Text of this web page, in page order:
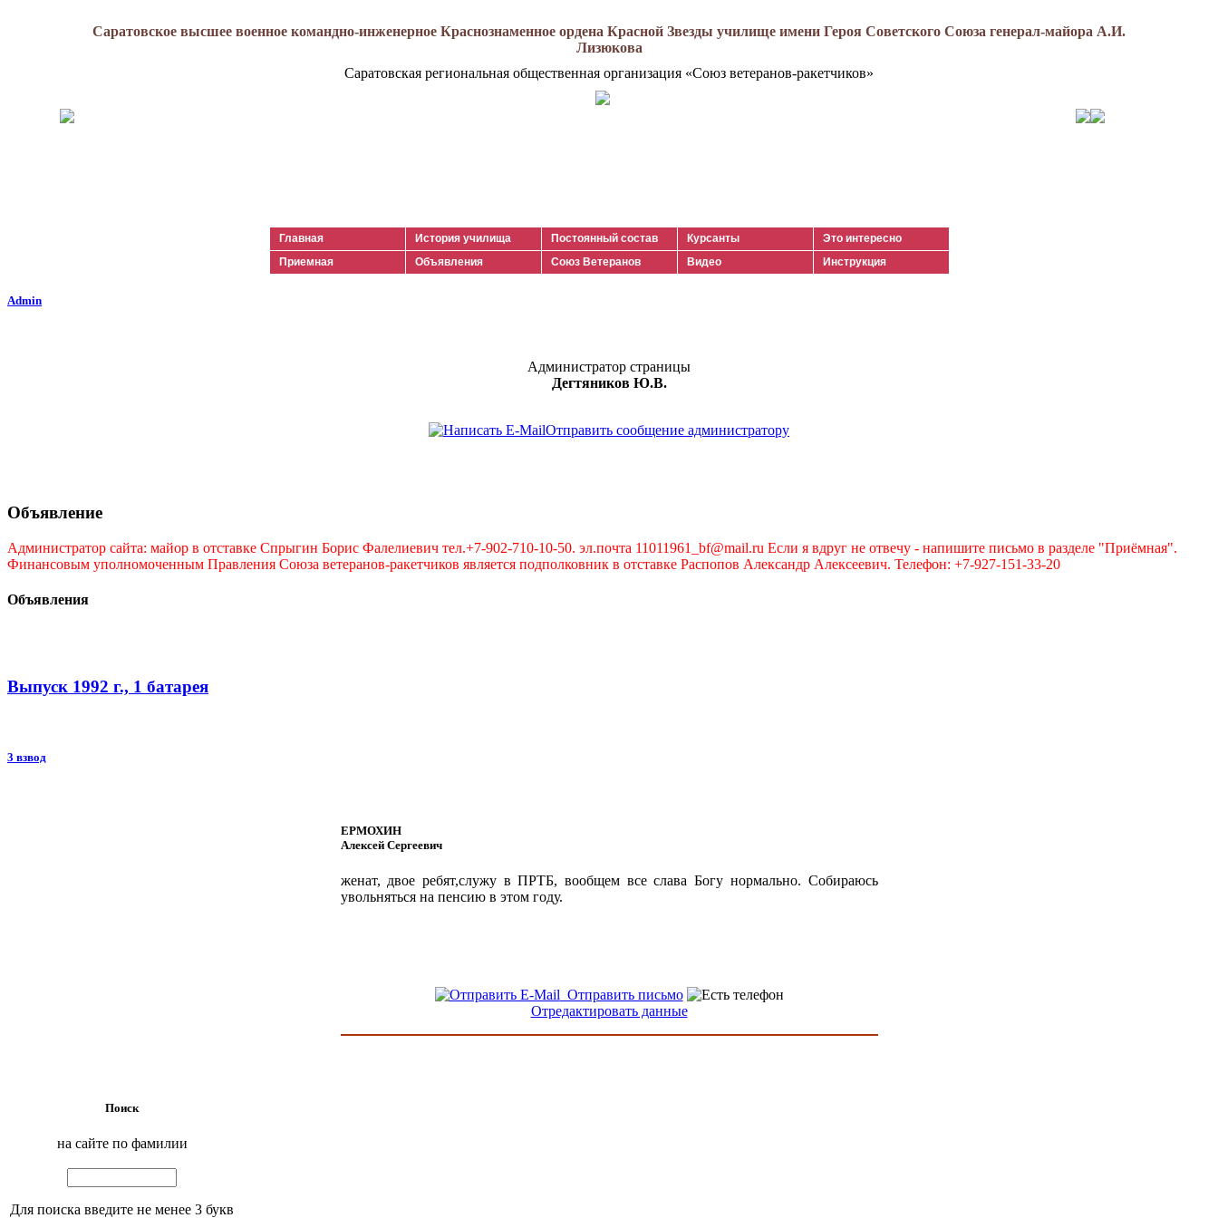
Саратовское высшее военное командно-инженерное Краснознаменное ордена Красной Звезды училище имени Героя Советского Союза генерал-майора А.И.
Лизюкова
Саратовская региональная общественная организация «Союз ветеранов-ракетчиков»
Главная История училища Постоянный состав Курсанты
Это интересно
Приемная
Объявления Союз Ветеранов Видео Инструкция
Admin
Администратор страницы
Дегтяников Ю.В.
Отправить сообщение администратору
Объявление
Администратор сайта: майор в отставке Спрыгин Борис Фалелиевич тел.+7-902-710-10-50. эл.почта 11011961_bf@mail.ru Если я вдруг не отвечу - напишите письмо в разделе "Приёмная".
Финансовым уполномоченным Правления Союза ветеранов-ракетчиков является подполковник в отставке Распопов Александр Алексеевич. Телефон: +7-927-151-33-20
Объявления
Выпуск 1992 г., 1 батарея
3 взвод
ЕРМОХИН
Алексей Сергеевич
женат, двое ребят,служу в ПРТБ, вообщем все слава Богу нормально. Собираюсь
увольняться на пенсию в этом году.
Отправить письмо
Отредактировать данные
Поиск
на сайте по фамилии
Для поиска введите не менее 3 букв